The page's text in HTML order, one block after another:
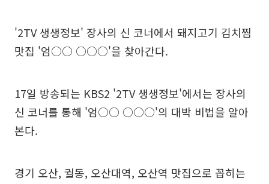
'2TV 생생정보' 장사의 신 코너에서 돼지고기 김치찜
맛집 '엄○○ ○○○'을 찾아간다.
17일 방송되는 KBS2 '2TV 생생정보'에서는 장사의
신 코너를 통해 '엄○○ ○○○'의 대박 비법을 알아
본다.
경기 오산, 궐동, 오산대역, 오산역 맛집으로 꼽히는